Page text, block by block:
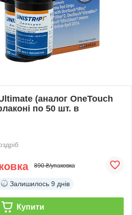
(аналог OneTouch
по 50 шт. в
890 ₴/упаковка
Залишилось 9 днів
Купити